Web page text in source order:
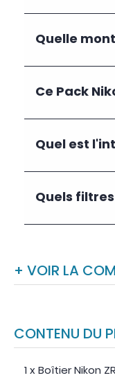
Quelle
Ce Pack
Quel est
Quels
+ VOIR LA
CONTENU DU
1 x Boîtier Nikon ZR